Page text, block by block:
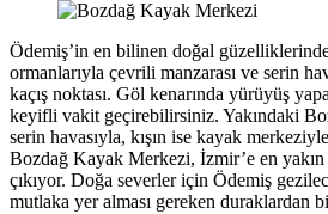
Ödemiş’in en bilinen doğal
ormanlarıyla çevrili manzarası ve serin
kaçış noktası. Göl kenarında yürüyüş
keyifli vakit geçirebilirsiniz. Yakındaki
serin havasıyla, kışın ise kayak
Bozdağ Kayak Merkezi, İzmir’e en
çıkıyor. Doğa severler için Ödemiş
mutlaka yer alması gereken duraklardan